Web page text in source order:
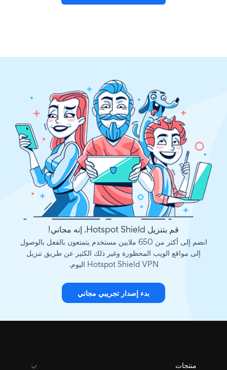
قم بتنزيل Hotspot Shield. إنه مجاني!
انضم إلى أكثر من 650 ملايين مستخدم يتمتعون بالفعل بالوصول
إلى مواقع الويب المحظورة وغير ذلك الكثير عن طريق تنزيل
Hotspot Shield VPN اليوم.
بدء إصدار تجريبي مجاني
منتجات